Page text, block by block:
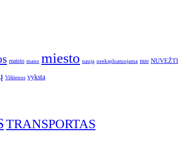
maisto mano miesto naują neeksploatuojama nuo NUVEŽTI
Vištienos vyksta
TRANSPORTAS